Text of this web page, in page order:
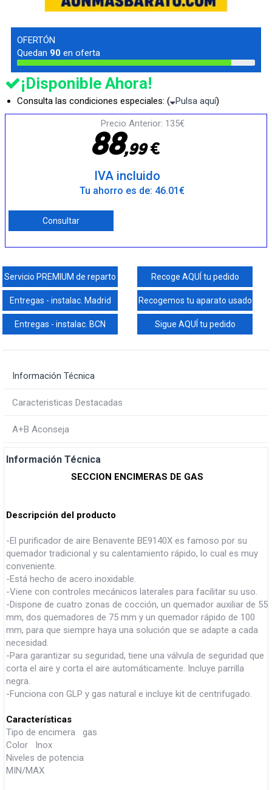
OFERTÓN
Quedan 90 en oferta
¡Disponible Ahora!
Consulta las condiciones especiales: ( Pulsa aquí)
Precio Anterior: 135€
88,99€
IVA incluido
Tu ahorro es de: 46.01€
Consultar
Servicio PREMIUM de reparto Recoge AQUÍ tu pedido
Entregas - instalac. Madrid Recogemos tu aparato usado
Entregas - instalac. BCN Sigue AQUÍ tu pedido
Información Técnica
Caracteristicas Destacadas
A+B Aconseja
Información Técnica
SECCION ENCIMERAS DE GAS
Descripción del producto
-El purificador de aire Benavente BE9140X es famoso por su
quemador tradicional y su calentamiento rápido, lo cual es muy
conveniente.
-Está hecho de acero inoxidable.
-Viene con controles mecánicos laterales para facilitar su uso.
-Dispone de cuatro zonas de cocción, un quemador auxiliar de 55
mm, dos quemadores de 75 mm y un quemador rápido de 100
mm, para que siempre haya una solución que se adapte a cada
necesidad.
-Para garantizar su seguridad, tiene una válvula de seguridad que
corta el aire y corta el aire automáticamente. Incluye parrilla
negra.
-Funciona con GLP y gas natural e incluye kit de centrifugado.
Características
Tipo de encimera gas
Color Inox
Niveles de potencia
MIN/MAX